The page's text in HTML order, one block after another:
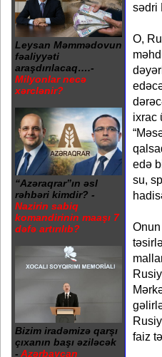
Leysan Məmmədovun
fəaliyyəti
araşdırılacaq….-
Milyonlar necə
xərclənir?
“Azəraqrar”ın əsl
rəhbəri kimdir? -
Nazirin sabiq
komandirinin maaşı 7
dəfə artırılıb?
Bizim iradəmizə qarşı
çıxanın başı əziləcək
- Azərbaycan
sədri
O,
ixrac
edə
su,
faiz